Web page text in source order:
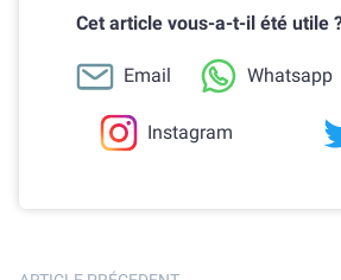
Cet article vous-a-t-il été utile
Email Whatsapp
Instagram